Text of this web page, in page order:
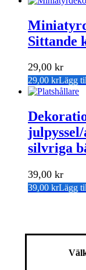
Sittande
29,00 kr
29,00 krLägg
silvriga
39,00 kr
39,00 krLägg